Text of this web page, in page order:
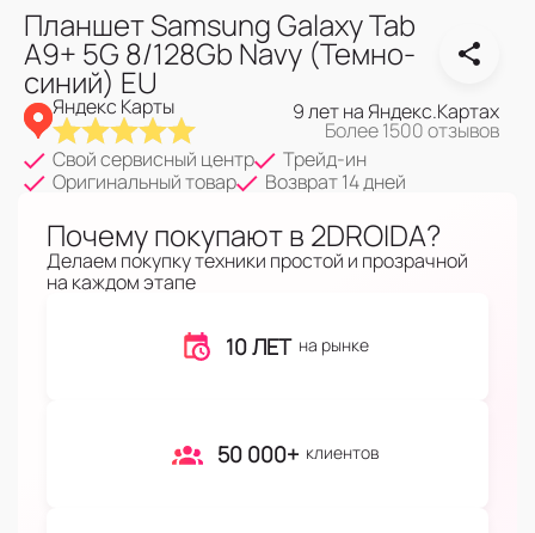
Планшет Samsung Galaxy Tab
A9+ 5G 8/128Gb Navy (Темно-
синий) EU
Яндекс Карты 9 лет на Яндекс.Картах
Более 1500 отзывов
Свой сервисный центр
Трейд-ин
Оригинальный товар
Возврат 14 дней
Почему покупают в 2DROIDA?
Делаем покупку техники простой и прозрачной
на каждом этапе
10 ЛЕТ на рынке
50 000+ клиентов